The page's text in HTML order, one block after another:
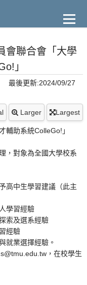
會聯合會「大學
」
最後更新:2024/09/27
Larger Largest
輔助系統ColleGo!」
，對象為全國大學校系
高中生學習建議（此主
學習經驗
索及選系經驗
經驗
就業選擇經驗。
，在校學生